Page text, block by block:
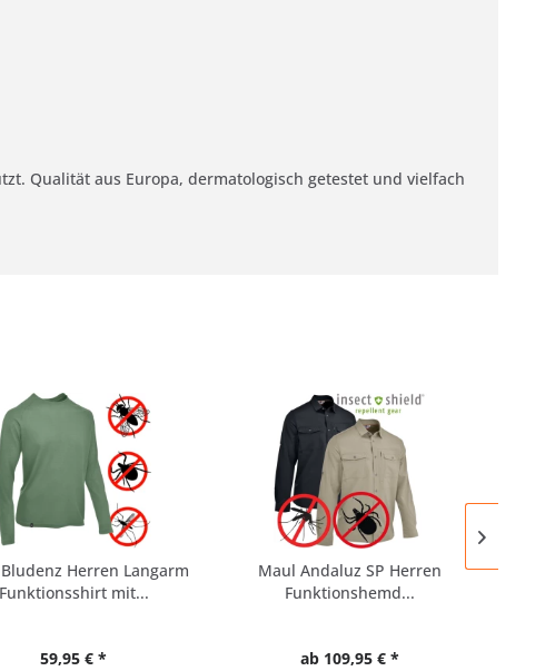
Qualität aus Europa, dermatologisch getestet und vielfach
Herren Langarm
Funktionsshirt mit...
59,95 € *
Maul Andaluz SP Herren
Funktionshemd...
ab 109,95 € *